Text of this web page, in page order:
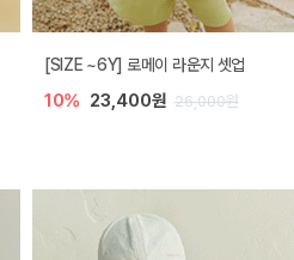
[SIZE ~6Y] 로메이 라운지 셋업
10% 23,400원 26,000원